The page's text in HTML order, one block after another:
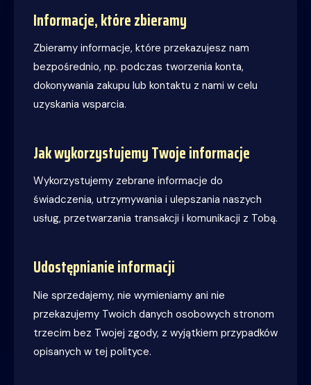
Informacje, które zbieramy
Zbieramy informacje, które przekazujesz nam
bezpośrednio, np. podczas tworzenia konta,
dokonywania zakupu lub kontaktu z nami w celu
uzyskania wsparcia.
Jak wykorzystujemy Twoje informacje
Wykorzystujemy zebrane informacje do
świadczenia, utrzymywania i ulepszania naszych
usług, przetwarzania transakcji i komunikacji z Tobą.
Udostępnianie informacji
Nie sprzedajemy, nie wymieniamy ani nie
przekazujemy Twoich danych osobowych stronom
trzecim bez Twojej zgody, z wyjątkiem przypadków
opisanych w tej polityce.